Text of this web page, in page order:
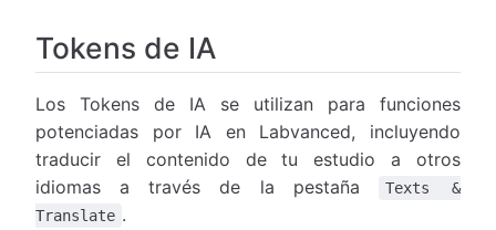
Tokens de IA
Los Tokens de IA se utilizan para funciones
potenciadas por IA en Labvanced, incluyendo
traducir el contenido de tu estudio a otros
idiomas a través de la pestaña
Texts &
Translate .